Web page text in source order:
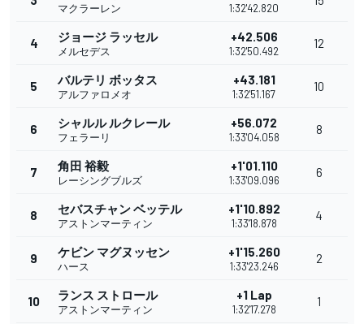
マクラーレン 1:32'42.820
4 ジョージ ラッセル
メルセデス
+42.506
1:32'50.492
12
5 バルテリ ボッタス
アルファロメオ
+43.181
1:32'51.167
10
6 シャルル ルクレール
フェラーリ
+56.072
1:33'04.058
8
7 角田 裕毅
レーシングブルズ
+1'01.110
1:33'09.096
6
8 セバスチャン ベッテル
アストンマーティン
+1'10.892
1:33'18.878
4
9 ケビン マグヌッセン
ハース
+1'15.260
1:33'23.246
2
10 ランス ストロール
アストンマーティン
+1 Lap
1:32'17.278
1